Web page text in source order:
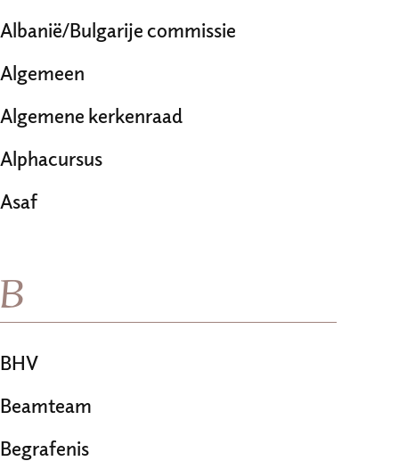
Albanië/Bulgarije commissie
Algemeen
Algemene kerkenraad
Alphacursus
Asaf
B
BHV
Beamteam
Begrafenis